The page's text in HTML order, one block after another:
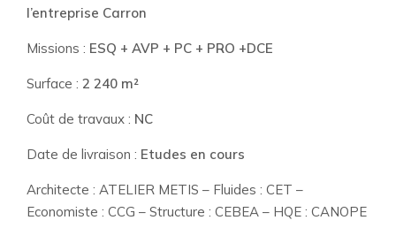
l’entreprise Carron
Missions : ESQ + AVP + PC + PRO +DCE
Surface : 2 240 m²
Coût de travaux : NC
Date de livraison : Etudes en cours
Architecte : ATELIER METIS – Fluides : CET –
Economiste : CCG – Structure : CEBEA – HQE : CANOPE